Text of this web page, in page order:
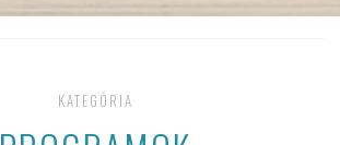
KATEGÓRIA